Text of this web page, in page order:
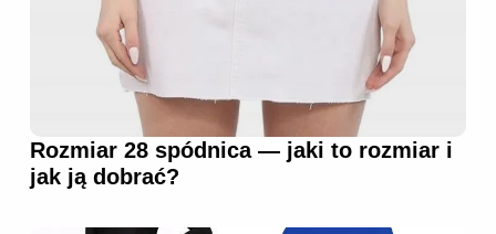
Rozmiar 28 spódnica — jaki to rozmiar i
jak ją dobrać?